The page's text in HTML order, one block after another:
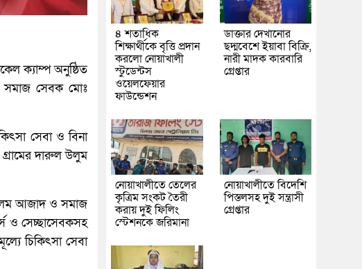
ক্যাম্প অনুষ্ঠিত
সমাজ সেবক মোঃ
সেবা ও বিনা
গ্রামের দারুল উলুম
আজাদ ও সমাজ
ও সেচ্ছাসেবকসহ
চিকিৎসা সেবা
৪ শতাধিক
শিক্ষার্থীকে বৃত্তি প্রদান
করলো নোয়াখালী
স্টুডেন্টস
ওয়েলফেয়ার
ফাউন্ডেশন
ডাক্তার দেখানোর
ছদ্মবেশে ইয়াবা বিক্রি,
নারী মাদক কারবারি
গ্রেপ্তার
নোয়াখালীতে তেলের
কৃত্রিম সংকট তৈরী
করায় দুই ফিলিং
স্টেশনকে জরিমানা
নোয়াখালীতে বিদেশি
পিস্তলসহ দুই সন্ত্রাসী
গ্রেপ্তার